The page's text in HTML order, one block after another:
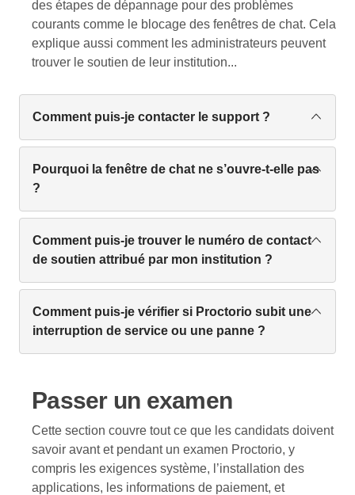
Proctorio.
Extension du Superviseur d’Examen Sécurisé
Proctorio
des étapes de dépannage pour des problèmes
courants comme le blocage des fenêtres de chat. Cela
explique aussi comment les administrateurs peuvent
trouver le soutien de leur institution...
Comment puis-je contacter le support ?
Le support est disponible par chat, email ou
téléphone 24h/24, 365 jours sur 365. * Chat : Pour
lancer un chat, cliquez sur le bouclier d’extension
* Téléphone : Veuillez contacter votre
administrateur d’examen ou vérifier les instructions
fournies pour un numéro de support Proctorio.
Accès au support
Pourquoi la fenêtre de chat ne s’ouvre-t-elle pas
?
Confirmez que votre navigateur autorise les
cookies tiers. Si les cookies tiers sont bloqués,
modifiez pour autoriser tous ou ajouter le domaine,
[Autorisation des cookies tiers]
(articles/1752105811361 les cookies de tiers)
Comment puis-je trouver le numéro de contact
de soutien attribué par mon institution ?
Les administrateurs de Proctorio peuvent localiser
le numéro de support attribué à leur établissement
sur la page compte du tableau de bord Proctorio.
Comment puis-je vérifier si Proctorio subit une
interruption de service ou une panne ?
Passer un examen
Cette section couvre tout ce que les candidats doivent
savoir avant et pendant un examen Proctorio, y
compris les exigences système, l’installation des
applications, les informations de paiement, et